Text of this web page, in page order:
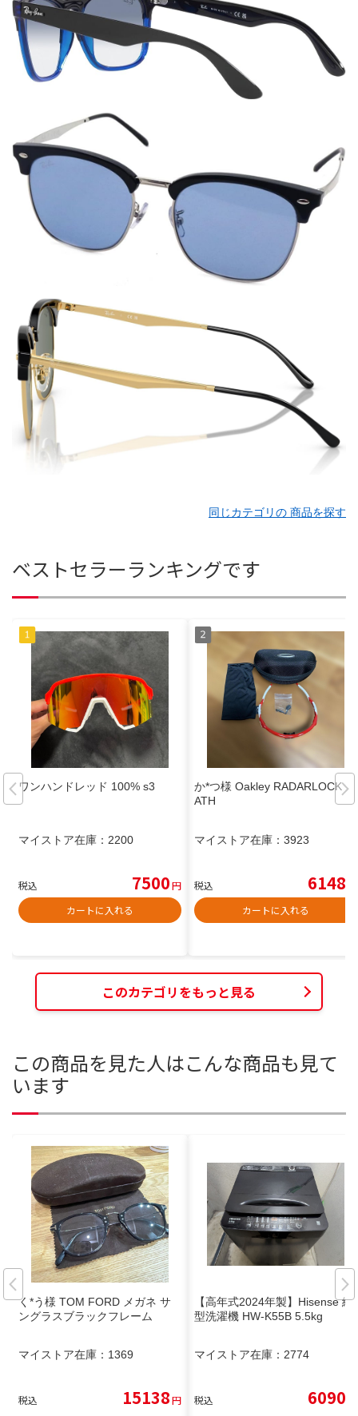
同じカテゴリの 商品を探す
ベストセラーランキングです
ワンハンドレッド 100% s3
マイストア在庫： 2200
税込 7500円
カートに入れる
か*つ様 Oakley RADARLOCK P
ATH
マイストア在庫： 3923
税込 6148
カートに入れる
このカテゴリをもっと見る
この商品を見た人はこんな商品も見て
います
く*う様 TOM FORD メガネ サ
ングラスブラックフレーム
マイストア在庫： 1369
税込 15138円
【高年式2024年製】Hisense 縦
型洗濯機 HW-K55B 5.5kg
マイストア在庫： 2774
税込 6090